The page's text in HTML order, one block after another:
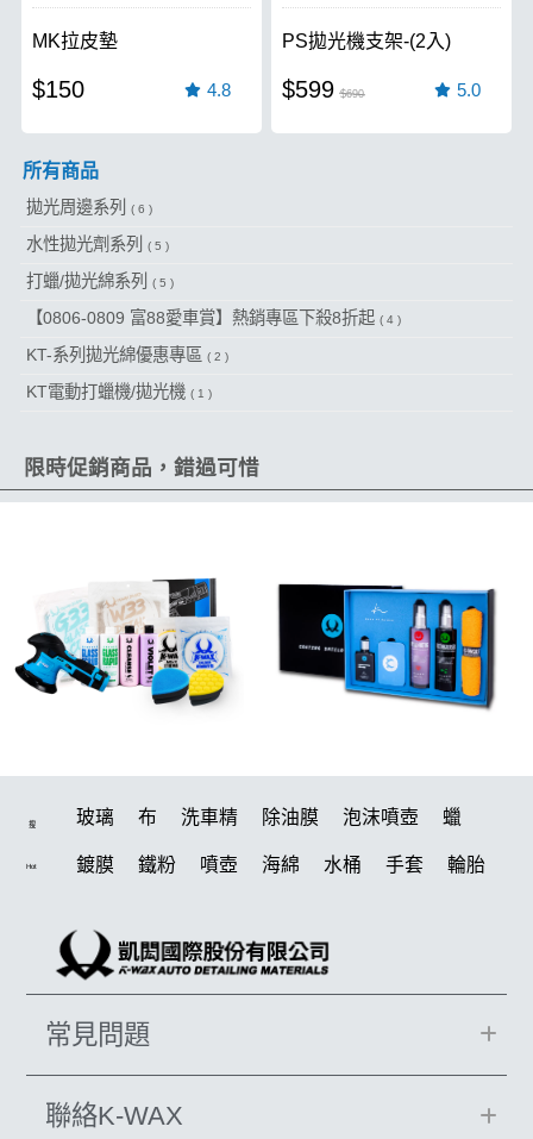
MK拉皮墊
$150 4.8
PS拋光機支架-(2入)
$599 $690 5.0
所有商品
拋光周邊系列 ( 6 )
水性拋光劑系列 ( 5 )
打蠟/拋光綿系列 ( 5 )
【0806-0809 富88愛車賞】熱銷專區下殺8折起 ( 4 )
KT-系列拋光綿優惠專區 ( 2 )
KT電動打蠟機/拋光機 ( 1 )
限時促銷商品，錯過可惜
搜
Hot
玻璃 布 洗車精 除油膜 泡沫噴壺 蠟
鍍膜 鐵粉 噴壺 海綿 水桶 手套 輪胎
鍍膜劑 打蠟棉 拋光 瓷土
洗車 柏油
常見問題
聯絡K-WAX